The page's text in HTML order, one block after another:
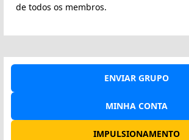
de todos os membros.
ENVIAR GRUPO
MINHA CONTA
IMPULSIONAMENTO